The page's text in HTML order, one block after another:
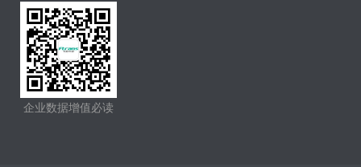
企业数据增值必读